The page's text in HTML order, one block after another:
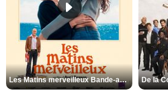
Les Matins merveilleux Bande-annonce VF